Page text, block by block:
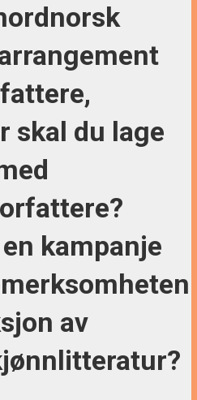
skal du lage
kampanje
av